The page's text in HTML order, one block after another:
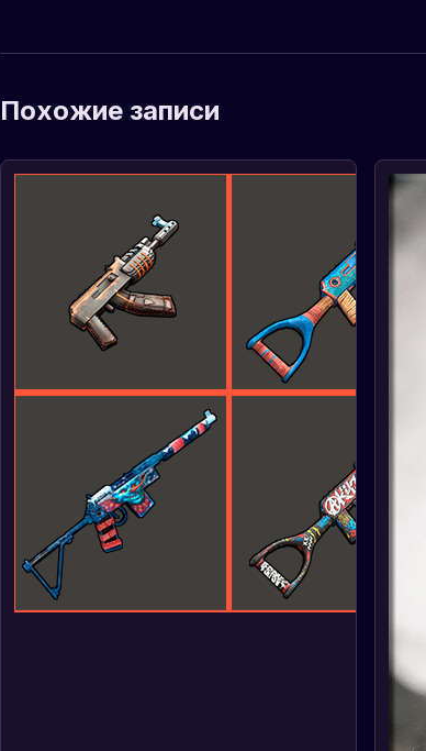
Похожие записи